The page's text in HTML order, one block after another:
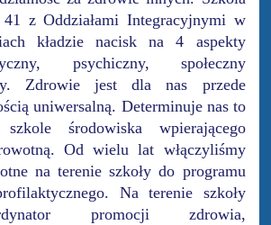
z Oddziałami Integracyjnymi w
kładzie nacisk na 4 aspekty
psychiczny, społeczny
Zdrowie jest dla nas przede
uniwersalną. Determinuje nas to
środowiska wpierającego
Od wielu lat włączyliśmy
na terenie szkoły do programu
Na terenie szkoły
promocji zdrowia,